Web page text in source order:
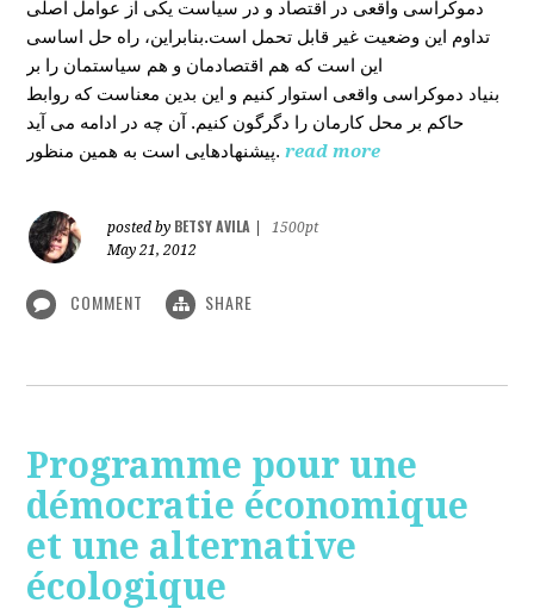
دموکراسی واقعی در اقتصاد و در سیاست یکی از عوامل اصلی
تداوم این وضعیت غیر قابل تحمل است.بنابراین، راه حل اساسی
این است که هم اقتصادمان و هم سیاستمان را بر
بنیاد دموکراسی واقعی استوار کنیم و این بدین معناست که روابط
حاکم بر محل کارمان را دگرگون کنیم. آن چه در ادامه می آید
پیشنهادهایی است به همین منظور. read more
posted by BETSY AVILA
1500pt
May 21, 2012
COMMENT SHARE
Programme pour une
démocratie économique
et une alternative
écologique